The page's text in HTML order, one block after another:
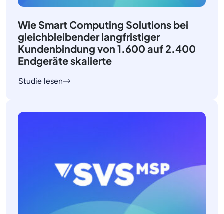
Wie Smart Computing Solutions bei
gleichbleibender langfristiger
Kundenbindung von 1.600 auf 2.400
Endgeräte skalierte
Studie lesen